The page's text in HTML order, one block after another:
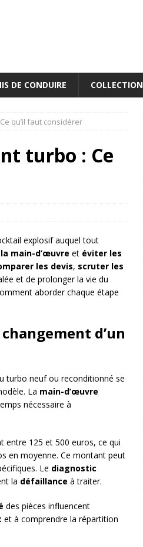
DE CONDUIRE COLLECTION
qu’il faut considérer
turbo : Ce
explosif auquel tout
main-d’œuvre et éviter les
les devis, scruter les
et de prolonger la vie du
aborder chaque étape
d’un
turbo neuf ou reconditionné se
La main-d’œuvre
nécessaire à
entre 125 et 500 euros, ce qui
en moyenne. Ce montant peut
Le diagnostic
la défaillance à traiter.
des pièces influencent
et à comprendre la répartition